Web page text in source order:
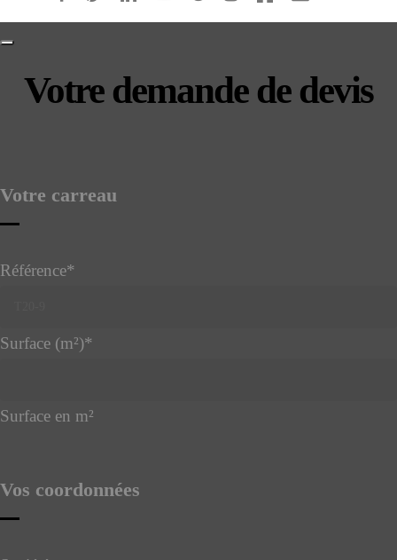
Votre demande de devis
Votre carreau
Référence*
Surface (m²)*
Surface en m²
Vos coordonnées